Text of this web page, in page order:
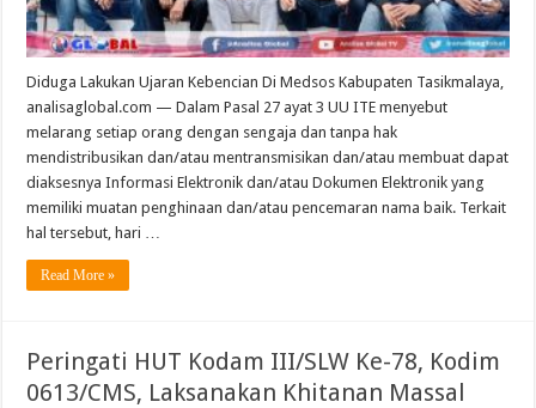
Diduga Lakukan Ujaran Kebencian Di Medsos Kabupaten Tasikmalaya,
analisaglobal.com — Dalam Pasal 27 ayat 3 UU ITE menyebut
melarang setiap orang dengan sengaja dan tanpa hak
mendistribusikan dan/atau mentransmisikan dan/atau membuat dapat
diaksesnya Informasi Elektronik dan/atau Dokumen Elektronik yang
memiliki muatan penghinaan dan/atau pencemaran nama baik. Terkait
hal tersebut, hari …
Read More »
Peringati HUT Kodam III/SLW Ke-78, Kodim
0613/CMS, Laksanakan Khitanan Massal